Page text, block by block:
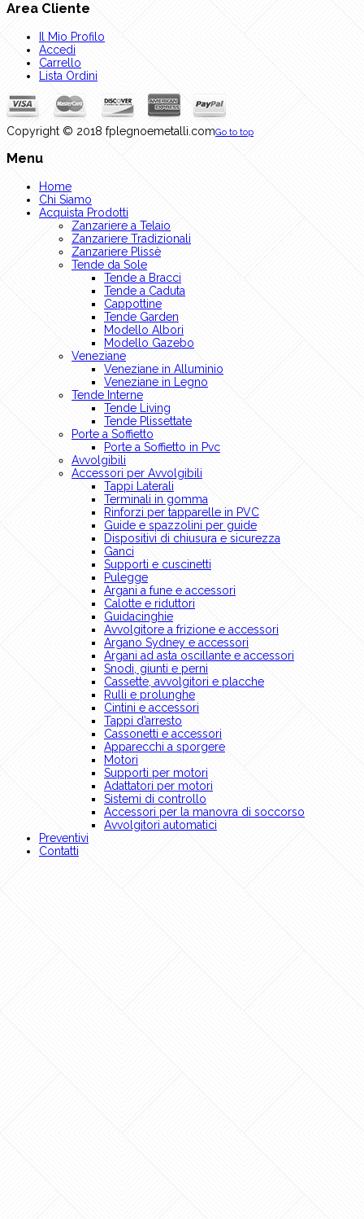
Area Cliente
Il Mio Profilo
Accedi
Carrello
Lista Ordini
Copyright © 2018 fplegnoemetalli.comGo to top
Menu
Home
Chi Siamo
Acquista Prodotti
Zanzariere a Telaio
Zanzariere Tradizionali
Zanzariere Plissè
Tende da Sole
Tende a Bracci
Tende a Caduta
Cappottine
Tende Garden
Modello Albori
Modello Gazebo
Veneziane
Veneziane in Alluminio
Veneziane in Legno
Tende Interne
Tende Living
Tende Plissettate
Porte a Soffietto
Porte a Soffietto in Pvc
Avvolgibili
Accessori per Avvolgibili
Tappi Laterali
Terminali in gomma
Rinforzi per tapparelle in PVC
Guide e spazzolini per guide
Dispositivi di chiusura e sicurezza
Ganci
Supporti e cuscinetti
Pulegge
Argani a fune e accessori
Calotte e riduttori
Guidacinghie
Avvolgitore a frizione e accessori
Argano Sydney e accessori
Argani ad asta oscillante e accessori
Snodi, giunti e perni
Cassette, avvolgitori e placche
Rulli e prolunghe
Cintini e accessori
Tappi d’arresto
Cassonetti e accessori
Apparecchi a sporgere
Motori
Supporti per motori
Adattatori per motori
Sistemi di controllo
Accessori per la manovra di soccorso
Avvolgitori automatici
Preventivi
Contatti